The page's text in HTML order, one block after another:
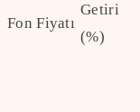
Fon Fiyatı
Getiri
(%)